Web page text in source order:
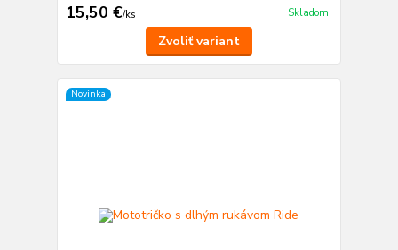
15,50 €/ks Skladom
Zvoliť variant
Novinka